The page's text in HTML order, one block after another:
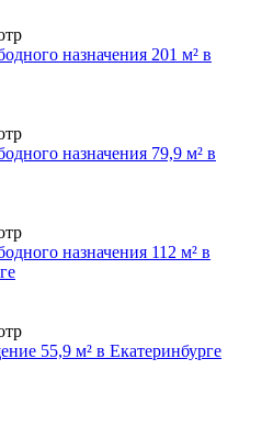
назначения 201 м² в
назначения 79,9 м² в
назначения 112 м² в
55,9 м² в Екатеринбурге